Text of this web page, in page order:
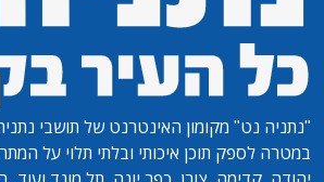
"נתניה נט" מקומון האינטרנט של תושבי
במטרה לספק תוכן איכותי ובלתי תלוי על